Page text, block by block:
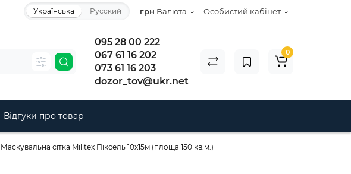
Особистий кабінет
грн Валюта
Українська Русский
095 28 00 222
067 61 16 202
073 61 16 203
dozor_tov@ukr.net
0
Відгуки про товар
Маскувальна сітка Militex Піксель 10х15м (площа 150 кв.м.)